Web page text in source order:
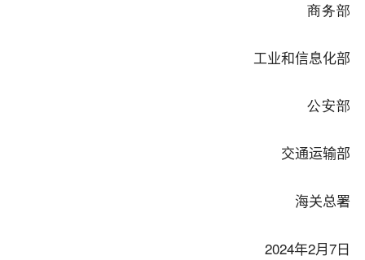
商务部
工业和信息化部
公安部
交通运输部
海关总署
2024年2月7日